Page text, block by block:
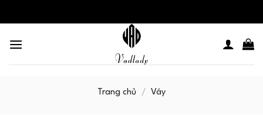
to
Trang chủ / Váy